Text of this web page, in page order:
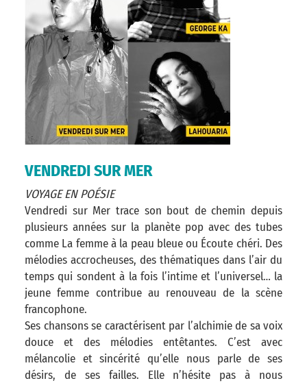
VENDREDI SUR MER
VOYAGE EN POÉSIE
Vendredi sur Mer trace son bout de chemin depuis
plusieurs années sur la planète pop avec des tubes
comme La femme à la peau bleue ou Écoute chéri. Des
mélodies accrocheuses, des thématiques dans l’air du
temps qui sondent à la fois l’intime et l’universel… la
jeune femme contribue au renouveau de la scène
francophone.
Ses chansons se caractérisent par l’alchimie de sa voix
douce et des mélodies entêtantes. C’est avec
mélancolie et sincérité qu’elle nous parle de ses
désirs, de ses failles. Elle n’hésite pas à nous